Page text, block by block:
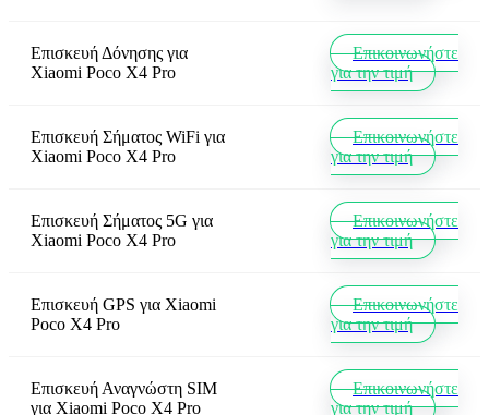
Επισκευή Δόνησης για
Xiaomi Poco X4 Pro
Επικοινωνήστε
για την τιμή
Επισκευή Σήματος WiFi για
Xiaomi Poco X4 Pro
Επικοινωνήστε
για την τιμή
Επισκευή Σήματος 5G για
Xiaomi Poco X4 Pro
Επικοινωνήστε
για την τιμή
Επισκευή GPS για Xiaomi
Poco X4 Pro
Επικοινωνήστε
για την τιμή
Επισκευή Αναγνώστη SIM
για Xiaomi Poco X4 Pro
Επικοινωνήστε
για την τιμή